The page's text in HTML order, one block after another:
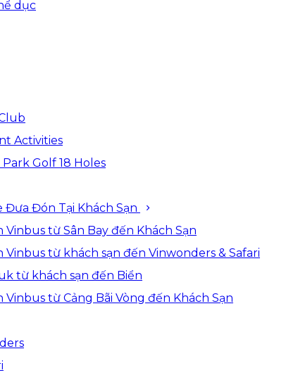
dục
Activities
Golf 18 Holes
Đưa Đón Tại Khách Sạn
Vinbus từ Sân Bay đến Khách Sạn
Vinbus từ khách sạn đến Vinwonders & Safari
từ khách sạn đến Biển
Vinbus từ Cảng Bãi Vòng đến Khách Sạn